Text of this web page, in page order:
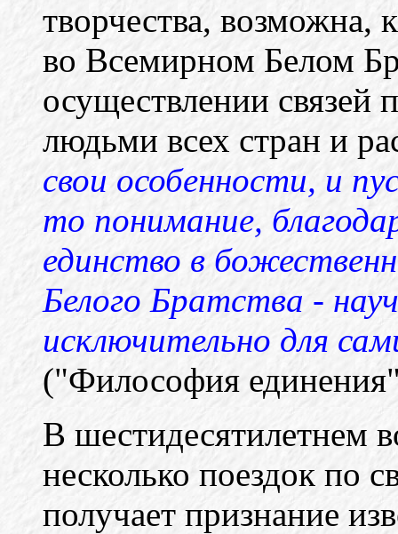
творчества, возможна,
во Всемирном Белом
осуществлении
людьми всех стран и
свои особенности, и
то понимание,
единство в
Белого Братства -
исключительно для
("Философия
В шестидесятилетнем
несколько поездок по
получает признание